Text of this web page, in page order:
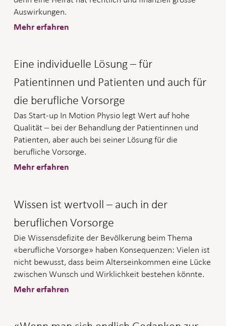
Auswirkungen.
Mehr erfahren
Eine individuelle Lösung – für
Patientinnen und Patienten und auch für
die berufliche Vorsorge
Das Start-up In Motion Physio legt Wert auf hohe
Qualität ‒ bei der Behandlung der Patientinnen und
Patienten, aber auch bei seiner Lösung für die
berufliche Vorsorge.
Mehr erfahren
Wissen ist wertvoll – auch in der
beruflichen Vorsorge
Die Wissensdefizite der Bevölkerung beim Thema
«berufliche Vorsorge» haben Konsequenzen: Vielen ist
nicht bewusst, dass beim Alterseinkommen eine Lücke
zwischen Wunsch und Wirklichkeit bestehen könnte.
Mehr erfahren